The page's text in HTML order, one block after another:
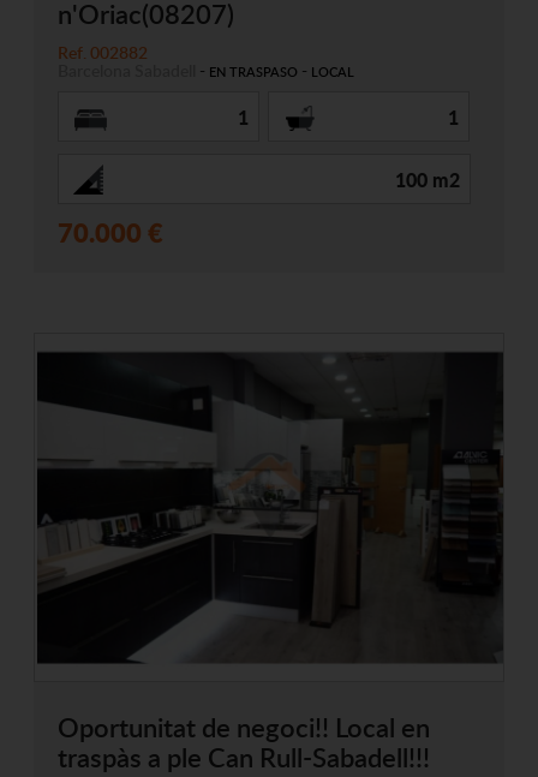
n'Oriac(08207)
Ref. 002882
- EN TRASPASO - LOCAL
1 1
100 m2
70.000 €
Oportunitat de negoci!! Local en
traspàs a ple Can Rull-Sabadell!!!